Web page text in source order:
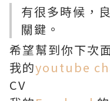
有很多時候，
關鍵。
希望幫到你下次
我的youtube
CV